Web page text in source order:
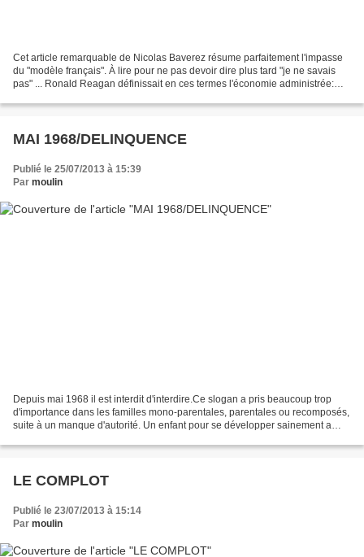
Cet article remarquable de Nicolas Baverez résume parfaitement l'impasse
du "modèle français". À lire pour ne pas devoir dire plus tard "je ne savais
pas" ... Ronald Reagan définissait en ces termes l'économie administrée:
MAI 1968/DELINQUENCE
Publié le 25/07/2013 à 15:39
Par moulin
Depuis mai 1968 il est interdit d'interdire.Ce slogan a pris beaucoup trop
d'importance dans les familles mono-parentales, parentales ou recomposés,
suite à un manque d'autorité. Un enfant pour se développer sainement a
LE COMPLOT
Publié le 23/07/2013 à 15:14
Par moulin